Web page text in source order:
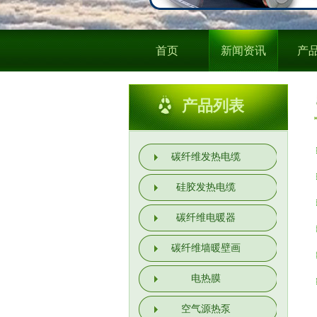
首页 新闻资讯 产
产品列表
碳纤维发热电缆
硅胶发热电缆
碳纤维电暖器
碳纤维墙暖壁画
电热膜
空气源热泵